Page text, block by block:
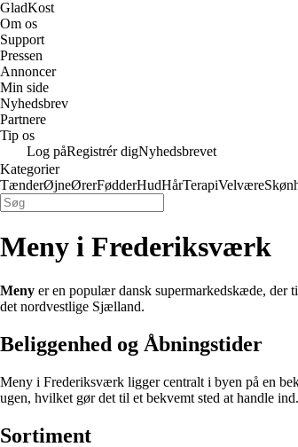
GladKost
Om os
Support
Pressen
Annoncer
Min side
Nyhedsbrev
Partnere
Tip os
Log påRegistrér digNyhedsbrevet
Kategorier
TænderØjneØrerFødderHudHårTerapiVelvære
Meny i Frederiksværk
Meny er en populær dansk supermarkedskæde, der
det nordvestlige Sjælland.
Beliggenhed og Åbningstider
Meny i Frederiksværk ligger centralt i byen på en
ugen, hvilket gør det til et bekvemt sted at handle ind.
Sortiment